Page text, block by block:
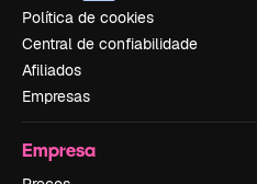
Política de cookies
Central de confiabilidade
Afiliados
Empresas
Empresa